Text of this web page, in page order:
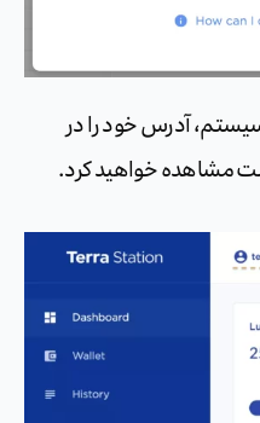
آدرس خود را در
خواهید کرد.